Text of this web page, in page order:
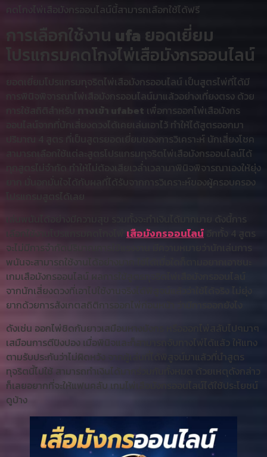
คดโกงไพ่เสือมังกรออนไลน์นี้สามารถเลือกใช้ได้ฟรี
การเลือกใช้งาน ufa ยอดเยี่ยม
โปรแกรมคดโกงไพ่เสือมังกรออนไลน์
ยอดเยี่ยมโปรแกรมทุจริตไพ่เสือมังกรออนไลน์ เป็นสูตรไพ่ที่ได้มี
การพินิจพิจารณาไพ่เสือมังกรออนไลน์มาแล้วอย่างเที่ยงตรง ด้วย
การใช้สถิติสำหรับ
ทางเข้า ufabet เพื่อการออกไพ่เสือมังกร
ออนไลน์จากที่นักเสี่ยงดวงได้เคยเล่นเอาไว้ ทำให้ได้สูตรออกมา
ปริมาณ 4 สูตร ที่เป็นสูตรยอดเยี่ยมของการวิเคราะห์ นักเสี่ยงโชค
สามารถเลือกใช้แต่ละสูตรโปรแกรมทุจริตไพ่เสือมังกรออนไลน์ได้
ทุกสูตรไม่จำกัด ทำให้ไม่ต้องเสียเวล่ำเวลามาพินิจพิจารณาเองให้ยุ่ง
ยาก มั่นอกมั่นใจได้กับผลที่ได้รับจากการวิเคราะห์ของผู้ครอบครอง
เล่นพนันได้อย่างมีความสุข รวมทั้งจะทำเงินได้มากมาย ดังนี้การ
เสือมังกรออนไลน์
จะไม่มีการจำกัดปริมาณการใช้แรงงาน มีความหมายว่านักเล่นการ
พนันจะสามารถใช้งานได้อย่างมาก ใช้ได้เมื่อใดก็ตามอยากเอาชนะ
เกมเสือมังกรออนไลน์ ผลการใช้สูตรทุจริตไพ่เสือมังกรออนไลน์
จากนักเสี่ยงดวงที่เอาไปใช้งานจริงได้พิสูจน์แล้วว่าใช้ได้จริง ไม่ยุ่ง
ยากด้วยการสังเกตสถิติการออกไพ่ก่อนหน้า ว่ามีการออกยังไง
ดังเช่น ออกไพ่ชิดกันยาวเสมือนหางมังกร หรือออกไพ่สลับไปๆมาๆ
เสมือนการตีปิงปอง เมื่อพินิจและก็สามารถจับทางไพ่ได้แล้ว ให้แทง
ตามรับประกันว่าไม่ผิดหวัง จากผู้เล่นที่ได้พิสูจน์มาแล้วที่นำสูตร
ทุจริตนี้ไปใช้ สามารถทำเงินได้มากร่วมกันทั้งหมด ด้วยเหตุดังกล่าว
ก็เลยอยากที่จะให้แฟนคลับ เกมไพ่เสือมังกรออนไลน์ได้ใช้ประโยชน์
ดูบ้าง